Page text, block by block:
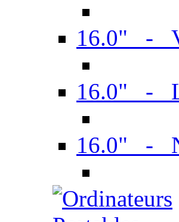
16.0" -
16.0" -
16.0" -